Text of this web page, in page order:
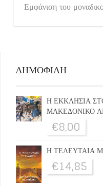
Εμφάνιση του
ΔΗΜΟΦΙΛΗ
Η ΕΚΚΛΗΣΙΑ
ΜΑΚΕΔΟΝΙΚΟ
€8,00
Η ΤΕΛΕΥΤΑΙΑ
€14,85